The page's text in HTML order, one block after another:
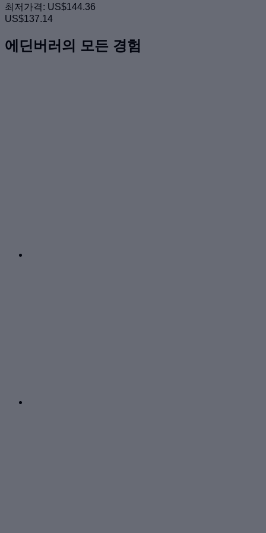
최저가격: US$144.36
US$137.14
에딘버러의 모든 경험